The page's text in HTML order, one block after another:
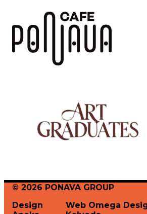
© 2026 PONAVA GROUP
Design
Web Omega